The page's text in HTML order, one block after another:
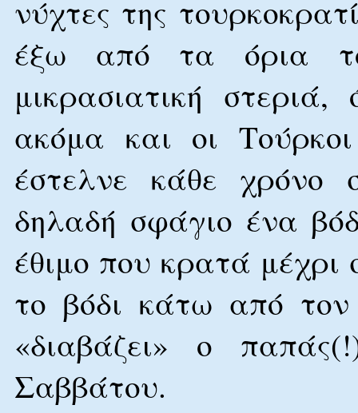
νύχτες της
έξω από τα όρια
μικρασιατική
ακόμα και οι
έστελνε κάθε χρόνο
δηλαδή σφάγιο ένα
έθιμο που κρατά
το βόδι κάτω από τον
«διαβάζει» ο
Σαββάτου.